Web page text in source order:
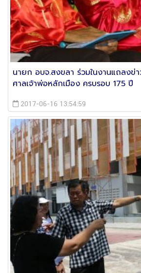
นายก อบจ.สงขลา ร่วมในงานแถลงข่
ศาลเจ้าพ่อหลักเมือง ครบรอบ 175 ปี
2017-06-16 13:54:59